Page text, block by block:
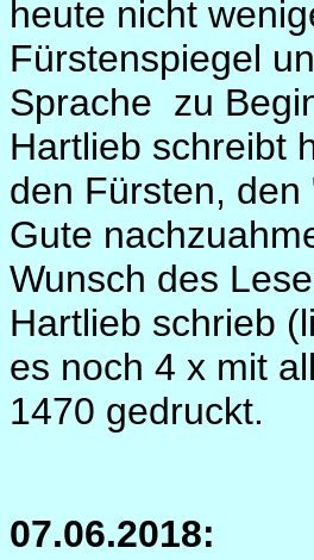
heute nicht
Fürstenspiegel
Sprache zu
Hartlieb schreibt
den Fürsten,
Gute
Wunsch des
Hartlieb schrieb
es noch 4 x mit
1470 gedruckt.
07.06.2018: